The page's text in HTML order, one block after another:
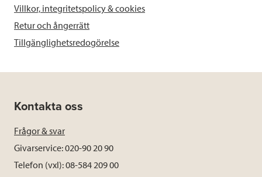
Villkor, integritetspolicy & cookies
Retur och ångerrätt
Tillgänglighetsredogörelse
Kontakta oss
Frågor & svar
Givarservice: 020-90 20 90
Telefon (vxl): 08-584 209 00